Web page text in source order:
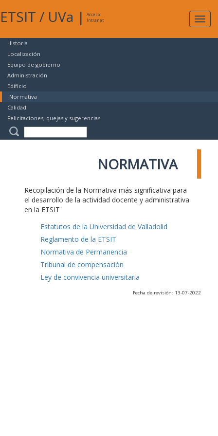
ETSIT / UVa |
Acceso
Intranet
Historia
Localización
Equipo de gobierno
Administración
Edificio
Normativa
Calidad
Felicitaciones, quejas y sugerencias
NORMATIVA
Recopilación de la Normativa más significativa para
el desarrollo de la actividad docente y administrativa
en la ETSIT
Estatutos de la Universidad de Valladolid
Reglamento de la ETSIT
Normativa de Permanencia
Tribunal de compensación
Ley de convivencia universitaria
Fecha de revisión: 13-07-2022